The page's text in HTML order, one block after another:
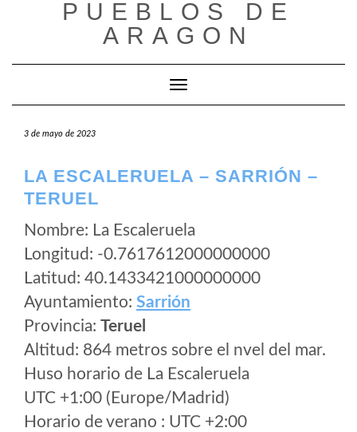
PUEBLOS DE
ARAGON
Cambiar modo de navegación
3 de mayo de 2023
LA ESCALERUELA – SARRIÓN –
TERUEL
Nombre: La Escaleruela
Longitud: -0.7617612000000000
Latitud: 40.1433421000000000
Ayuntamiento: Sarrión
Provincia: Teruel
Altitud: 864 metros sobre el nvel del mar.
Huso horario de La Escaleruela
UTC +1:00 (Europe/Madrid)
Horario de verano : UTC +2:00